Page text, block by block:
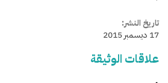
تاريخ النشر:
17 ديسمبر 2015
علاقات الوثيقة